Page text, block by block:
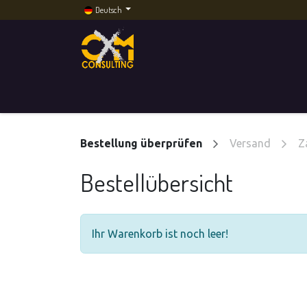
Deutsch
Bestellung überprüfen Versand
Bestellübersicht
Ihr Warenkorb ist noch leer!